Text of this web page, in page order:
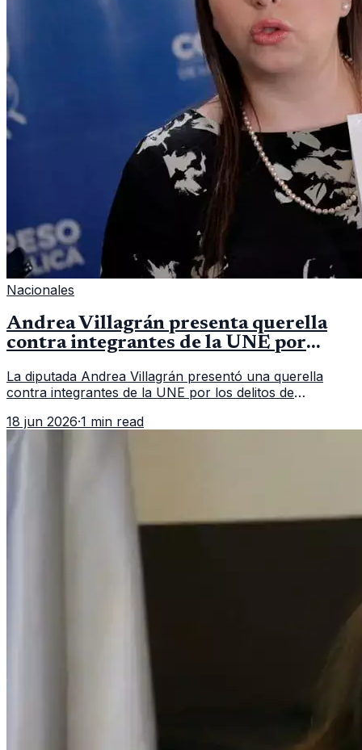
Nacionales
Andrea Villagrán presenta querella
contra integrantes de la UNE por
La diputada Andrea Villagrán presentó una querella
contra integrantes de la UNE por los delitos de
18 jun 2026·1 min read